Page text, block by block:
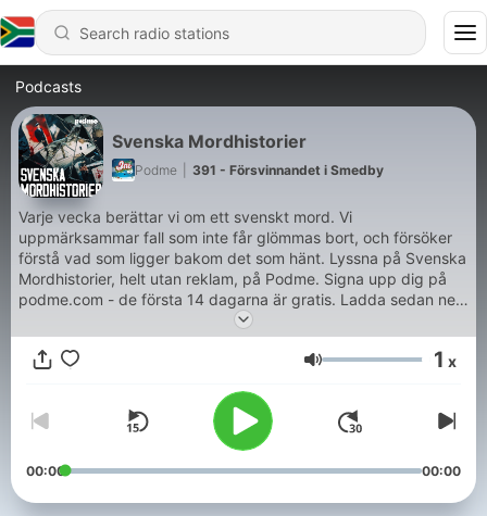
Podcasts
Svenska Mordhistorier
Podme 391 - Försvinnandet i Smedby
Varje vecka berättar vi om ett svenskt mord. Vi
uppmärksammar fall som inte får glömmas bort, och försöker
förstå vad som ligger bakom det som hänt. Lyssna på Svenska
Mordhistorier, helt utan reklam, på Podme. Signa upp dig på
podme.com - de första 14 dagarna är gratis. Ladda sedan ner
Podme-appen i Appstore eller Google Play.
Volume 1 x
00:00 00:00